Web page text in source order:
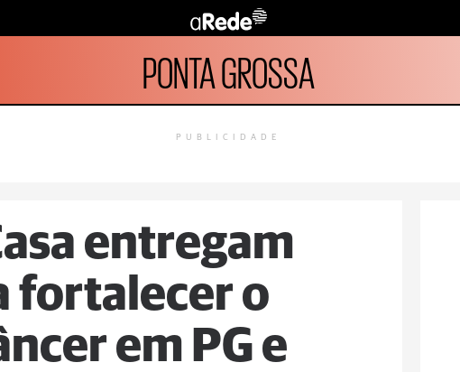
PONTA GROSSA
PUBLICIDADE
entregam
fortalecer o
em PG e